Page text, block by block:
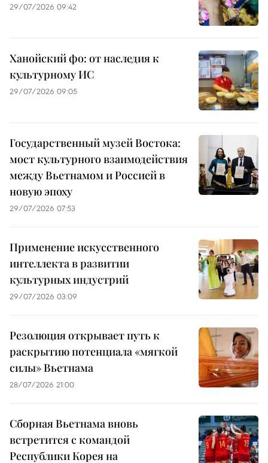
29/07/2026 09:42
Ханойский фо: от наследия к
культурному ИС
29/07/2026 09:05
Государственный музей Востока:
мост культурного взаимодействия
между Вьетнамом и Россией в
новую эпоху
29/07/2026 07:53
Применение искусственного
интеллекта в развитии
культурных индустрий
29/07/2026 03:09
Резолюция открывает путь к
раскрытию потенциала «мягкой
силы» Вьетнама
28/07/2026 21:00
Сборная Вьетнама вновь
встретится с командой
Республики Корея на